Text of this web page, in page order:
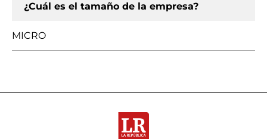
¿Cuál es el tamaño de la empresa?
MICRO